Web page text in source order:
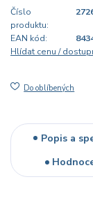
Číslo
produktu:
EAN kód:
Hlídat cenu /
Do oblíbených
Popis a